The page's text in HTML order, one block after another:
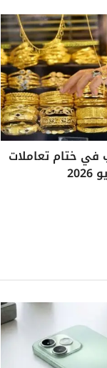
في ختام تعاملات